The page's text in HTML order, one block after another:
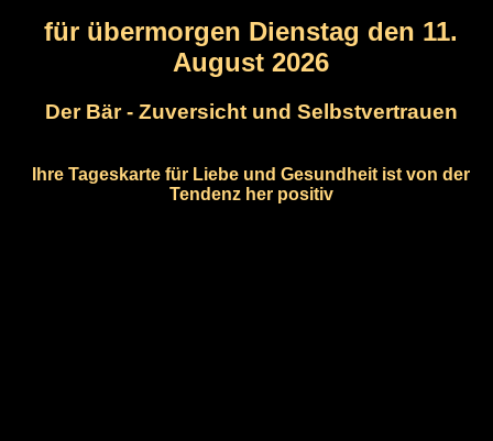
für übermorgen Dienstag den 11.
August 2026
Der Bär - Zuversicht und Selbstvertrauen
Ihre Tageskarte für Liebe und Gesundheit ist von der
Tendenz her positiv